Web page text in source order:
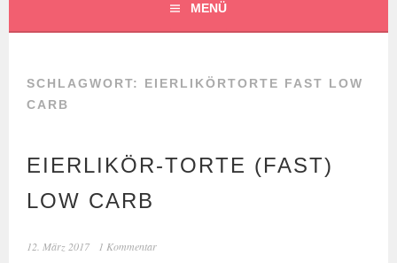
MENÜ
SCHLAGWORT: EIERLIKÖRTORTE FAST LOW
CARB
EIERLIKÖR-TORTE (FAST)
LOW CARB
12. März 2017 1 Kommentar